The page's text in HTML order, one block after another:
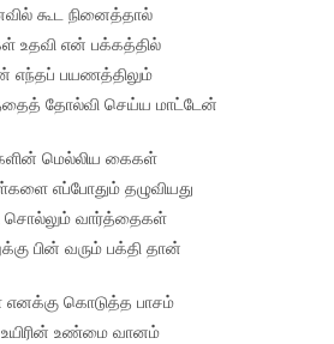
கூட நினைத்தால்
உதவி என் பக்கத்தில்
எந்தப் பயணத்திலும்
தோல்வி செய்ய மாட்டேன்
மெல்லிய கைகள்
எப்போதும் தழுவியது
சொல்லும் வார்த்தைகள்
பின் வரும் பக்தி தான்
கொடுத்த பாசம்
உண்மை வானம்